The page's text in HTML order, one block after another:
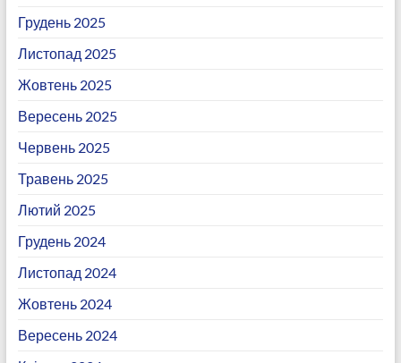
Грудень 2025
Листопад 2025
Жовтень 2025
Вересень 2025
Червень 2025
Травень 2025
Лютий 2025
Грудень 2024
Листопад 2024
Жовтень 2024
Вересень 2024